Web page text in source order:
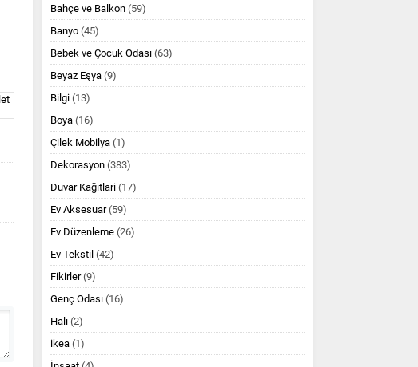
Bahçe ve Balkon (59)
Banyo (45)
Bebek ve Çocuk Odası (63)
Beyaz Eşya (9)
Bilgi (13)
Boya (16)
Çilek Mobilya (1)
Dekorasyon (383)
Duvar Kağıtlari (17)
Ev Aksesuar(59)
Ev Düzenleme (26)
Ev Tekstil (42)
Fikirler(9)
Genç Odası (16)
Halı (2)
ikea (1)